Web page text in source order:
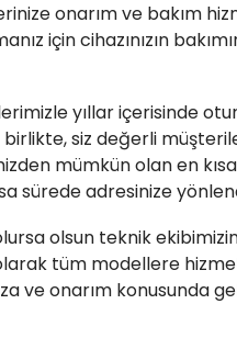
onarım ve bakım
için cihazınızın
yıllar içerisinde
siz değerli
mümkün olan en
sürede adresinize
olsun teknik
tüm modellere
ve onarım konusunda